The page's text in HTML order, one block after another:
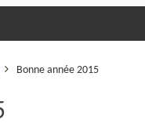
Bonne année 2015